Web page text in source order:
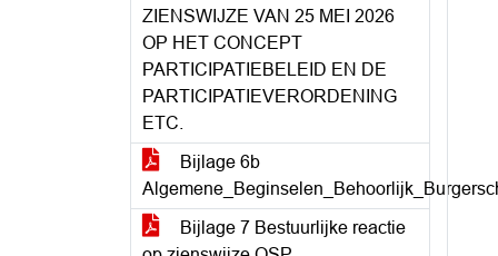
ZIENSWIJZE VAN 25 MEI 2026
OP HET CONCEPT
PARTICIPATIEBELEID EN DE
PARTICIPATIEVERORDENING
ETC.
Bijlage 6b
Bijlage 7 Bestuurlijke reactie